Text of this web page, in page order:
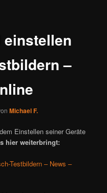
einstellen
–
Michael F.
Einstellen seiner Geräte
hier weiterbringt:
Testbildern – News –